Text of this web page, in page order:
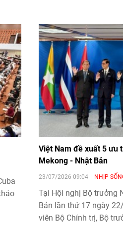
Việt Nam đề xuất 5 ưu
Mekong - Nhật Bản
23/07/2026 09:04 NHỊP
Tại Hội nghị Bộ trưởng
Bản lần thứ 17 ngày
viên Bộ Chính trị, Bộ